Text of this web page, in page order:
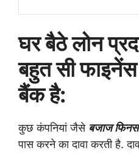
घर बैठेलोन
बहुत सी
बैंक है:
कुछ कंपनियां जैसे बजाज
पास करने का दावा करती है.